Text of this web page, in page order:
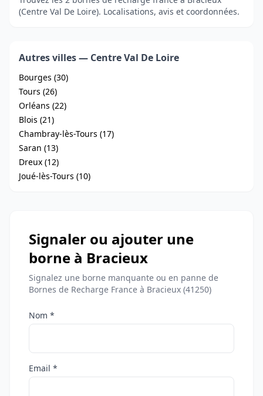
(Centre Val De Loire). Localisations, avis et coordonnées.
Autres villes — Centre Val De Loire
Bourges (30)
Tours (26)
Orléans (22)
Blois (21)
Chambray-lès-Tours (17)
Saran (13)
Dreux (12)
Joué-lès-Tours (10)
Signaler ou ajouter une
borne à Bracieux
Signalez une borne manquante ou en panne de
Bornes de Recharge France à Bracieux (41250)
Nom *
Email *